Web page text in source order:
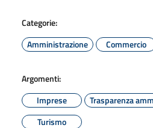
Categorie:
Amministrazione
Commercio
Argomenti:
Imprese
Trasparenza
Turismo